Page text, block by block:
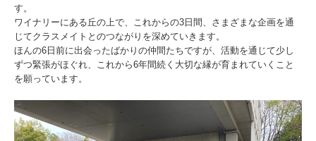
す。
ワイナリーにある丘の上で、これからの3日間、さまざまな企画を通
じてクラスメイトとのつながりを深めていきます。
ほんの6日前に出会ったばかりの仲間たちですが、活動を通じて少し
ずつ緊張がほぐれ、これから6年間続く大切な縁が育まれていくこと
を願っています。